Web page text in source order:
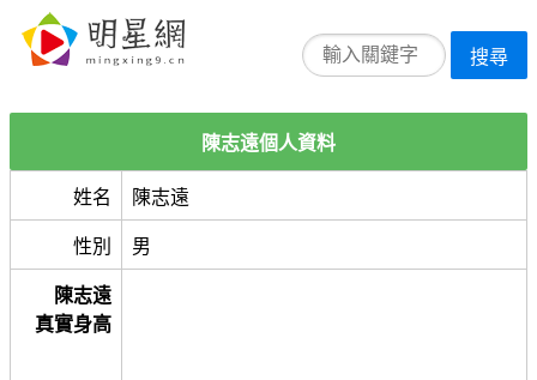
搜尋
陳志遠個人資料
姓名 陳志遠
性別 男
陳志遠
真實身高